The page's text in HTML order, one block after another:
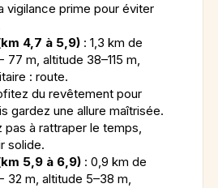
vigilance prime pour éviter
4,7 à 5,9) : 1,3 km de
m, altitude 38–115 m,
: route.
du revêtement pour
gardez une allure maîtrisée.
pas à rattraper le temps,
solide.
5,9 à 6,9) : 0,9 km de
32 m, altitude 5–38 m,